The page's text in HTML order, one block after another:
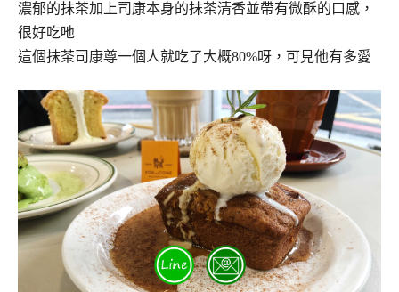
濃郁的抹茶加上司康本身的抹茶清香並帶有微酥的口感，
很好吃吔
這個抹茶司康尊一個人就吃了大概80%呀，可見他有多愛